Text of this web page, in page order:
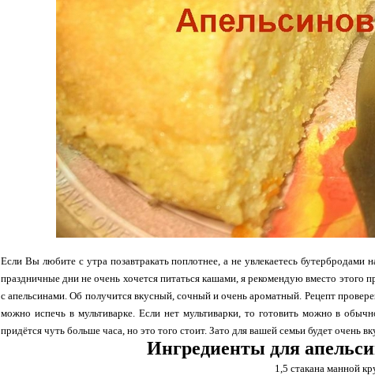
Если Вы любите с утра позавтракать поплотнее, а не увлекаетесь
праздничные дни не очень хочется питаться кашами, я рекомендую вместо
с апельсинами. Об получится вкусный, сочный и очень ароматный. Рецепт
можно испечь в мультиварке. Если нет мультиварки, то готовить можно в
придётся чуть больше часа, но это того стоит. Зато для вашей семьи будет очень
Ингредиенты для
1,5 стакана манной